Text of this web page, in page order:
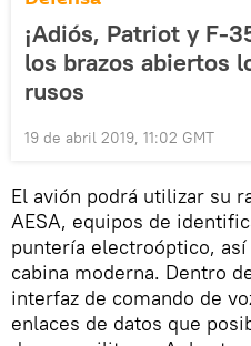
¡Adiós, Patriot y F-
los brazos abiertos
rusos
19 de abril 2019, 11:02 GMT
El avión podrá utilizar su
AESA, equipos de
puntería electroóptico,
cabina moderna. Dentro
interfaz de comando de
enlaces de datos que